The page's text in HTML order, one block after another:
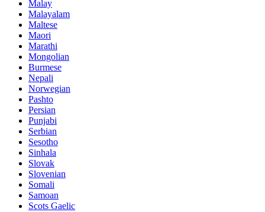
Malay
Malayalam
Maltese
Maori
Marathi
Mongolian
Burmese
Nepali
Norwegian
Pashto
Persian
Punjabi
Serbian
Sesotho
Sinhala
Slovak
Slovenian
Somali
Samoan
Scots Gaelic